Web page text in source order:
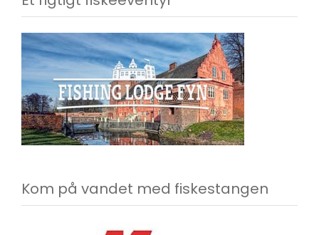
Kom på vandet med fiskestangen